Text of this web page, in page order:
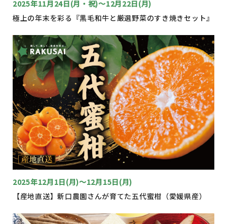
2025年11月24日(月・祝)～12月22日(月)
極上の年末を彩る『黒毛和牛と厳選野菜のすき焼きセット』
2025年12月1日(月)～12月15日(月)
【産地直送】新口農園さんが育てた五代蜜柑（愛媛県産）